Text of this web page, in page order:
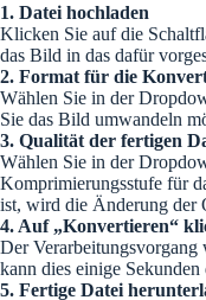
1. Datei hochladen
Klicken Sie auf die
das Bild in das dafür
2. Format für die
Wählen Sie in der
Sie das Bild umwandeln
3. Qualität der fertigen
Wählen Sie in der
Komprimierungsstufe für
ist, wird die Änderung der
4. Auf „Konvertieren“
Der Verarbeitungsvorgang
kann dies einige Sekunden
5. Fertige Datei